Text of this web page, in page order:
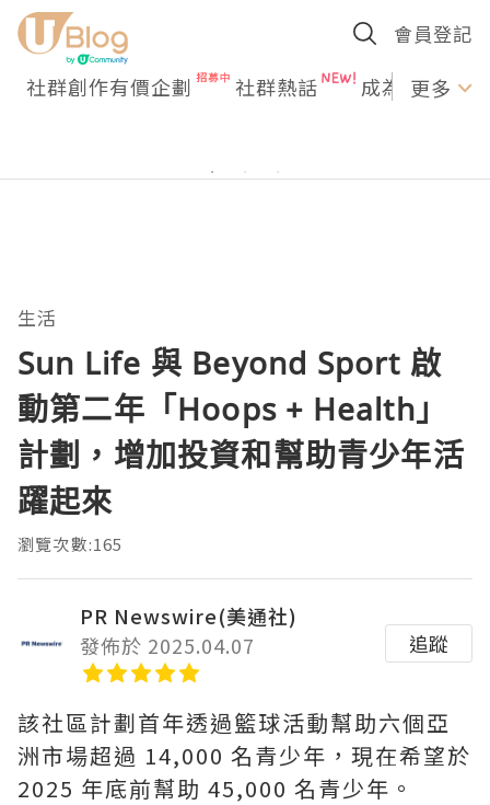
會員登記
社群創作有價企劃 社群熱話 成為U更多
生活
Sun Life 與 Beyond Sport 啟
動第二年「Hoops + Health」
計劃，增加投資和幫助青少年活
躍起來
瀏覽次數:165
PR Newswire(美通社)
發佈於 2025.04.07
追蹤
該社區計劃首年透過籃球活動幫助六個亞
洲市場超過 14,000 名青少年，現在希望於
2025 年底前幫助 45,000 名青少年。